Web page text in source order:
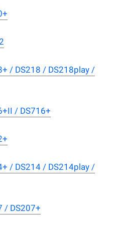
/ DS218 / DS218play /
/ DS716+
/ DS214 / DS214play /
/ DS207+